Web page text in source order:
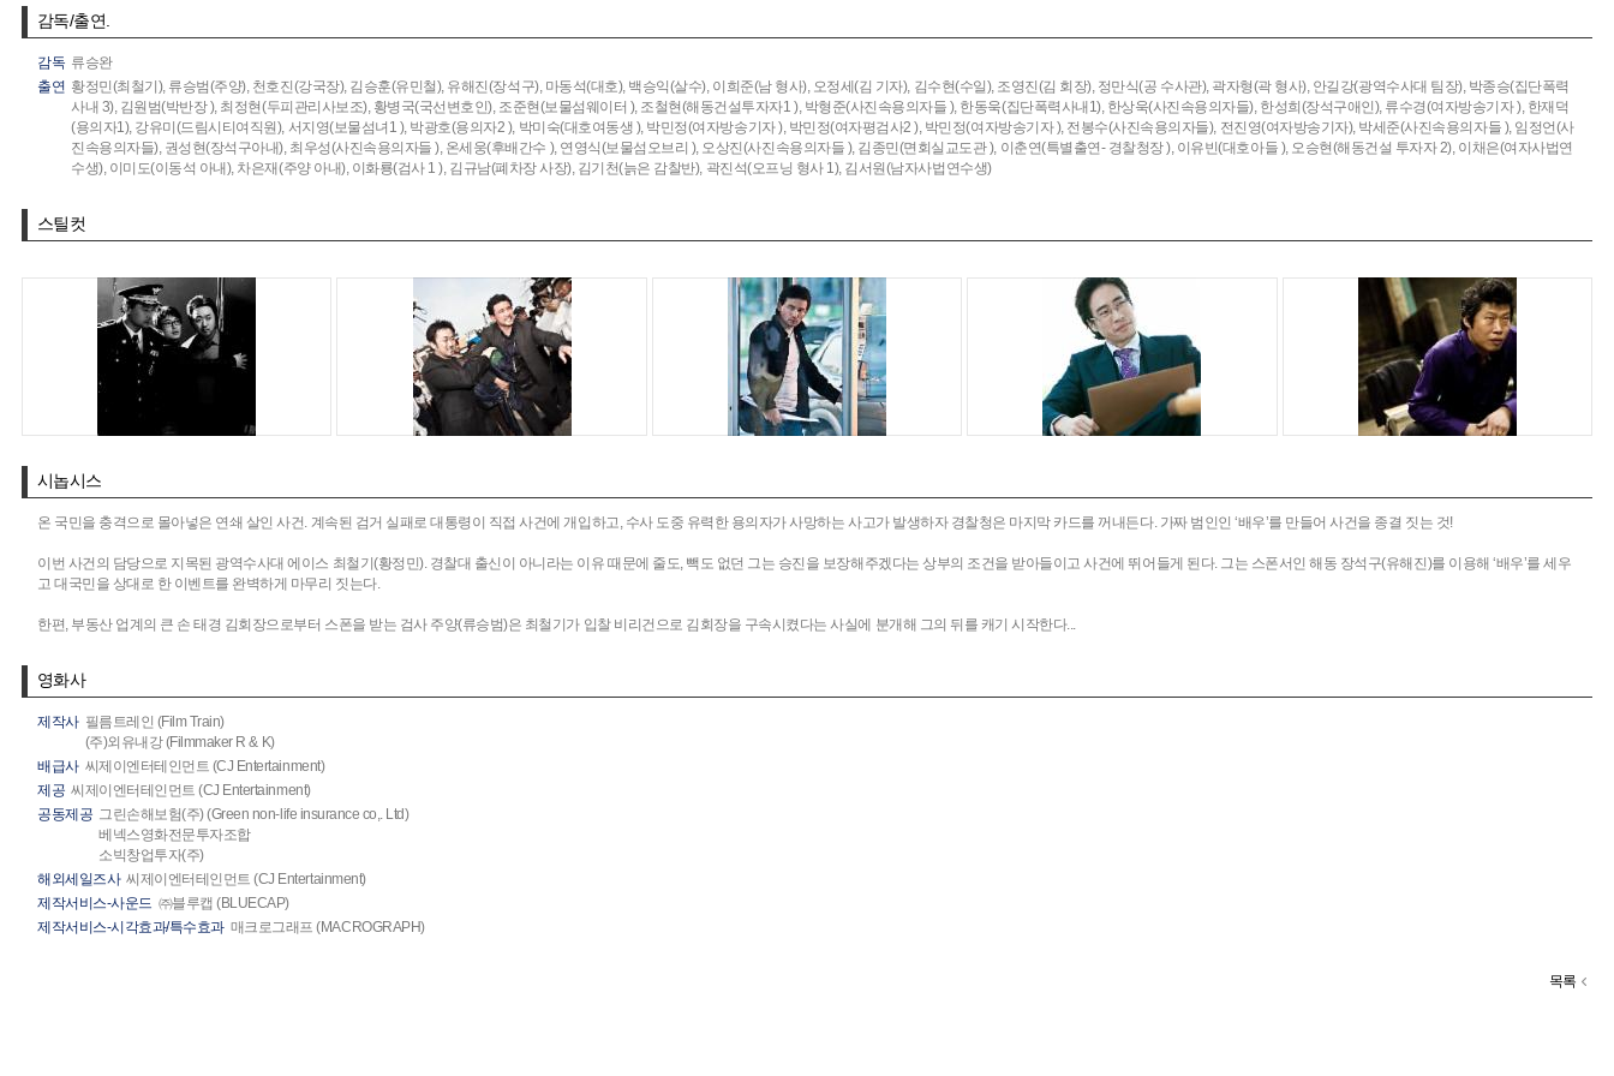
감독/출연.
감독 류승완
출연 황정민(최철기), 류승범(주양), 천호진(강국장), 김승훈(유민철), 유해진(장석구), 마동석(대호), 백승익(살수), 이희준(남 형사), 오정세(김 기자), 김수현(수일), 조영진(김 회장), 정만식(공 수사관), 곽자형(곽 형사), 안길강(광역수사대 팀장), 박종승(집단폭력
사내 3), 김원범(박반장 ), 최정현(두피관리사보조), 황병국(국선변호인), 조준현(보물섬웨이터 ), 조철현(해동건설투자자1 ), 박형준(사진속용의자들 ), 한동욱(집단폭력사내1), 한상욱(사진속용의자들), 한성희(장석구애인), 류수경(여자방송기자 ), 한재덕
(용의자1), 강유미(드림시티여직원), 서지영(보물섬녀1 ), 박광호(용의자2 ), 박미숙(대호여동생 ), 박민정(여자방송기자 ), 박민정(여자평검사2 ), 박민정(여자방송기자 ), 전봉수(사진속용의자들), 전진영(여자방송기자), 박세준(사진속용의자들 ), 임정언(사
진속용의자들), 권성현(장석구아내), 최우성(사진속용의자들 ), 온세웅(후배간수 ), 연영식(보물섬오브리 ), 오상진(사진속용의자들 ), 김종민(면회실교도관 ), 이춘연(특별출연- 경찰청장 ), 이유빈(대호아들 ), 오승현(해동건설 투자자 2), 이채은(여자사법연
수생), 이미도(이동석 아내), 차은재(주양 아내), 이화룡(검사 1 ), 김규남(폐차장 사장), 김기천(늙은 감찰반), 곽진석(오프닝 형사 1), 김서원(남자사법연수생)
스틸컷
시놉시스
온 국민을 충격으로 몰아넣은 연쇄 살인 사건. 계속된 검거 실패로 대통령이 직접 사건에 개입하고, 수사 도중 유력한 용의자가 사망하는 사고가 발생하자 경찰청은 마지막 카드를 꺼내든다. 가짜 범인인 ‘배우’를 만들어 사건을 종결 짓는 것!
이번 사건의 담당으로 지목된 광역수사대 에이스 최철기(황정민). 경찰대 출신이 아니라는 이유 때문에 줄도, 빽도 없던 그는 승진을 보장해주겠다는 상부의 조건을 받아들이고 사건에 뛰어들게 된다. 그는 스폰서인 해동 장석구(유해진)를 이용해 ‘배우’를 세우
고 대국민을 상대로 한 이벤트를 완벽하게 마무리 짓는다.
한편, 부동산 업계의 큰 손 태경 김회장으로부터 스폰을 받는 검사 주양(류승범)은 최철기가 입찰 비리건으로 김회장을 구속시켰다는 사실에 분개해 그의 뒤를 캐기 시작한다...
영화사
제작사 필름트레인 (Film Train)
(주)외유내강 (Filmmaker R & K)
배급사 씨제이엔터테인먼트 (CJ Entertainment)
제공 씨제이엔터테인먼트 (CJ Entertainment)
공동제공 그린손해보험(주) (Green non-life insurance co,. Ltd)
베넥스영화전문투자조합
소빅창업투자(주)
해외세일즈사 씨제이엔터테인먼트 (CJ Entertainment)
제작서비스-사운드 ㈜블루캡 (BLUECAP)
제작서비스-시각효과/특수효과 매크로그래프 (MACROGRAPH)
목록